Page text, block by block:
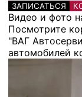
ЗАПИСАТЬСЯ
Видео и фото
Посмотрите
"ВАГ
автомобилей